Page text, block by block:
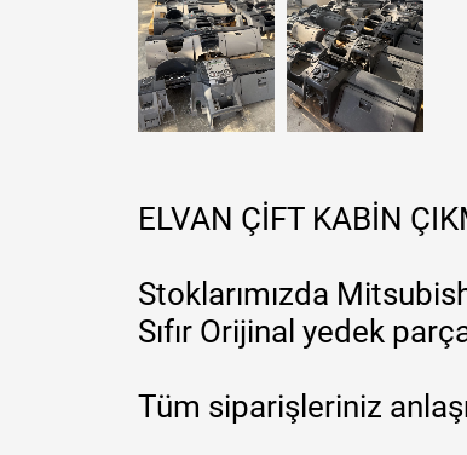
ELVAN ÇİFT KABİN
Stoklarımızda
Sıfır Orijinal yedek
Tüm siparişleriniz